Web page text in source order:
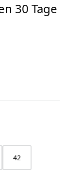
30 Tage
42